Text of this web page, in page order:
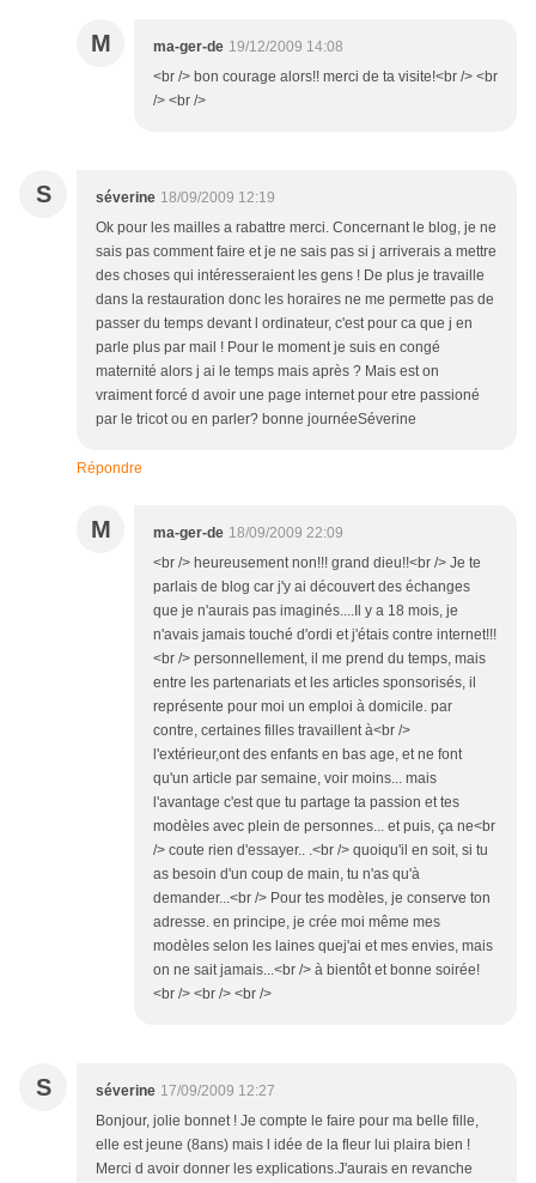
M ma-ger-de 19/12/2009 14:08
<br /> bon courage alors!! merci de ta visite!<br /> <br
/> <br />
S séverine 18/09/2009 12:19
Ok pour les mailles a rabattre merci. Concernant le blog, je ne
sais pas comment faire et je ne sais pas si j arriverais a mettre
des choses qui intéresseraient les gens ! De plus je travaille
dans la restauration donc les horaires ne me permette pas de
passer du temps devant l ordinateur, c'est pour ca que j en
parle plus par mail ! Pour le moment je suis en congé
maternité alors j ai le temps mais après ? Mais est on
vraiment forcé d avoir une page internet pour etre passioné
par le tricot ou en parler? bonne journéeSéverine
Répondre
M ma-ger-de 18/09/2009 22:09
<br /> heureusement non!!! grand dieu!!<br /> Je te
parlais de blog car j'y ai découvert des échanges
que je n'aurais pas imaginés....Il y a 18 mois, je
n'avais jamais touché d'ordi et j'étais contre internet!!!
<br /> personnellement, il me prend du temps, mais
entre les partenariats et les articles sponsorisés, il
représente pour moi un emploi à domicile. par
contre, certaines filles travaillent à<br />
l'extérieur,ont des enfants en bas age, et ne font
qu'un article par semaine, voir moins... mais
l'avantage c'est que tu partage ta passion et tes
modèles avec plein de personnes... et puis, ça ne<br
/> coute rien d'essayer.. .<br /> quoiqu'il en soit, si tu
as besoin d'un coup de main, tu n'as qu'à
demander...<br /> Pour tes modèles, je conserve ton
adresse. en principe, je crée moi même mes
modèles selon les laines quej'ai et mes envies, mais
on ne sait jamais...<br /> à bientôt et bonne soirée!
<br /> <br /> <br />
S séverine 17/09/2009 12:27
Bonjour, jolie bonnet ! Je compte le faire pour ma belle fille,
elle est jeune (8ans) mais l idée de la fleur lui plaira bien !
Merci d avoir donner les explications.J'aurais en revanche